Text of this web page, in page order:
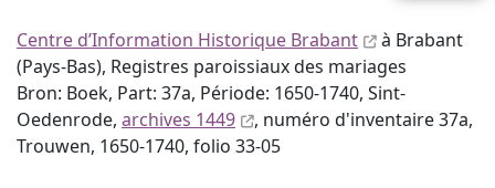
Centre d’Information Historique Brabant
à Brabant
(Pays-Bas), Registres paroissiaux des mariages
Bron: Boek, Part: 37a, Période: 1650-1740, Sint-
Oedenrode, archives 1449
, numéro d'inventaire 37a,
Trouwen, 1650-1740, folio 33-05